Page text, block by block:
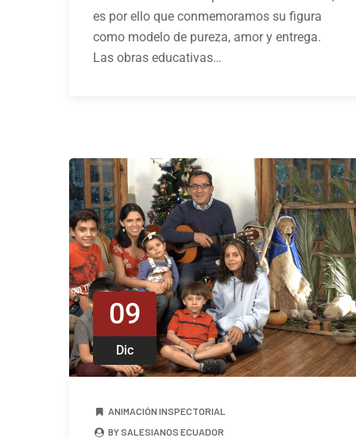
es por ello que conmemoramos su figura
como modelo de pureza, amor y entrega.
Las obras educativas…
09
Dic
ANIMACIÓN INSPECTORIAL
BY SALESIANOS ECUADOR